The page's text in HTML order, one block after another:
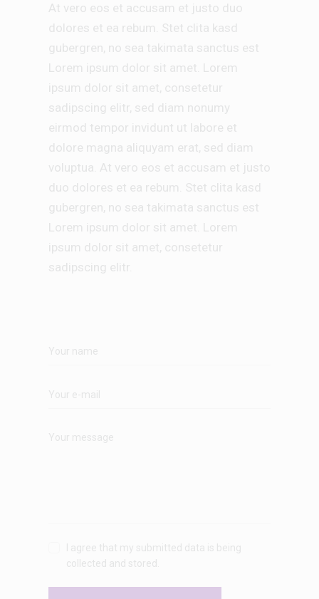
At vero eos et accusam et justo duo
dolores et ea rebum. Stet clita kasd
gubergren, no sea takimata sanctus est
Lorem ipsum dolor sit amet. Lorem
ipsum dolor sit amet, consetetur
sadipscing elitr, sed diam nonumy
eirmod tempor invidunt ut labore et
dolore magna aliquyam erat, sed diam
voluptua. At vero eos et accusam et justo
duo dolores et ea rebum. Stet clita kasd
gubergren, no sea takimata sanctus est
Lorem ipsum dolor sit amet. Lorem
ipsum dolor sit amet, consetetur
sadipscing elitr.
I agree that my submitted data is being
collected and stored.